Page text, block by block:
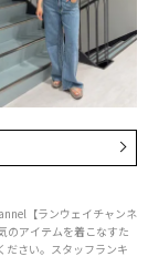
【ランウェイチャンネ
のアイテムを着こなすた
ださい。スタッフランキ